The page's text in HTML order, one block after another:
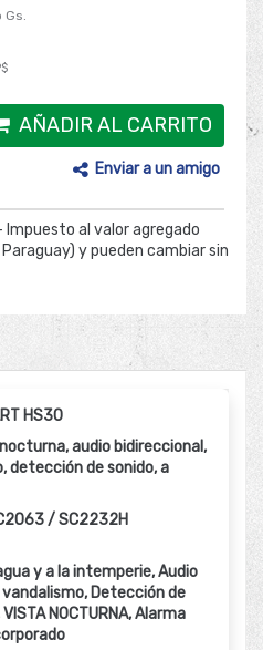
Gs.
AÑADIR AL CARRITO
Enviar a un amigo
Impuesto al valor agregado
y pueden cambiar sin
HS30
audio bidireccional,
detección de sonido, a
/ SC2232H
y a la intemperie, Audio
Detección de
NOCTURNA, Alarma